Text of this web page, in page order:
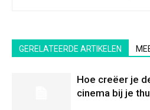
GERELATEERDE ARTIKELEN
Hoe creëer je
cinema bij je